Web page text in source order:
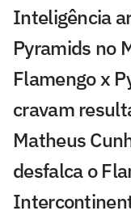
Inteligência
Pyramids no
Flamengo x
cravam
Matheus
desfalca o